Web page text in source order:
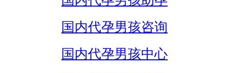
国内代孕男孩咨询
国内代孕男孩中心